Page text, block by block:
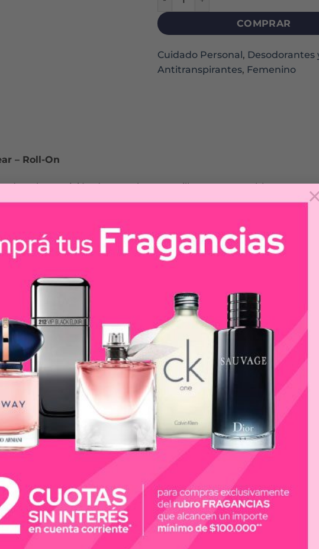
×
COMPRAR
Cuidado Personal, Desodorantes
Antitranspirantes, Femenino
– Roll-On
la aparición de manchas amarillas en tu ropa blanca.
48 hs de protección. El desodorante Black & White Invisible
en tu ropa blanca. Tu ropa blanca se va a lucir por más